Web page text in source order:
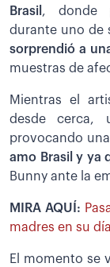
Brasil , donde
durante uno de
sorprendió a
muestras de
Mientras el
desde
provocando
amo Brasil y ya
Bunny ante la
MIRA AQUÍ:
madres en su día
El momento se